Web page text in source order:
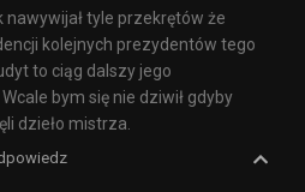
tyle przekrętów że
kolejnych prezydentów tego
to ciąg dalszy jego
bym się nie dziwił gdyby
dzieło mistrza.